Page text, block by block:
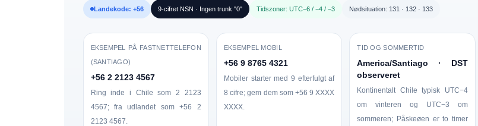
Landekode: +56 9-cifret NSN · Ingen trunk "0" Tidszoner: UTC−6 / −4 / −3 Nødsituation: 131 · 132 · 133
EKSEMPEL PÅ FASTNETTELEFON
(SANTIAGO)
+56 2 2123 4567
Ring inde i Chile som2 2123
4567; fra udlandet som+56 2
2123 4567.
EKSEMPEL MOBIL
+56 9 8765 4321
Mobiler starter med 9 efterfulgt af
8 cifre; gem dem som +56 9 XXXX
XXXX.
TID OG SOMMERTID
America/Santiago · DST
observeret
Kontinentalt Chile typisk UTC−4
om vinteren og UTC−3 om
sommeren; Påskeøen er to timer